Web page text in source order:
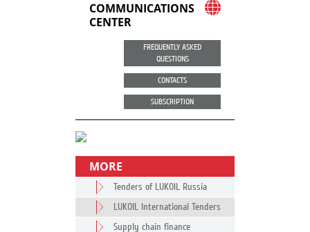
COMMUNICATIONS
CENTER
FREQUENTLY ASKED
QUESTIONS
CONTACTS
SUBSCRIPTION
MORE
Tenders of LUKOIL Russia
LUKOIL International Tenders
Supply chain finance